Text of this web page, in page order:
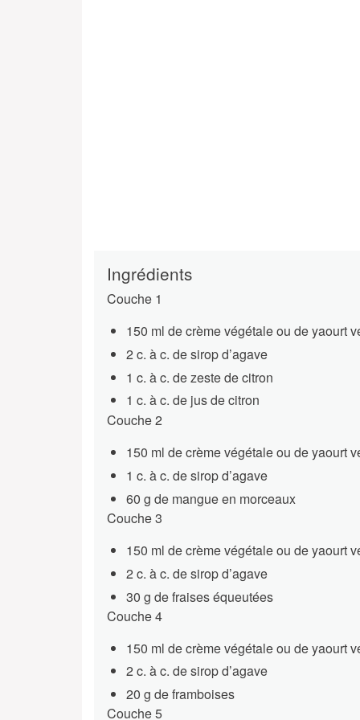
Ingrédients
Couche 1
150 ml de crème végétale ou de yaourt
2 c. à c. de sirop d’agave
1 c. à c. de zeste de citron
1 c. à c. de jus de citron
Couche 2
150 ml de crème végétale ou de yaourt
1 c. à c. de sirop d’agave
60 g de mangue en morceaux
Couche 3
150 ml de crème végétale ou de yaourt
2 c. à c. de sirop d’agave
30 g de fraises équeutées
Couche 4
150 ml de crème végétale ou de yaourt
2 c. à c. de sirop d’agave
20 g de framboises
Couche 5